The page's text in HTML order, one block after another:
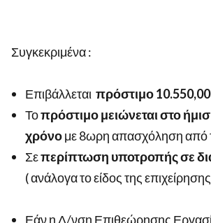
Συγκεκριμένα :
Επιβάλλεται πρόστιμο
Τοπρόστιμο μειώνεται στο
χρόνομε 8ωρη απασχόληση από
Σεπερίπτωση υποτροπής σε
( ανάλογα το είδος της
Εάν η Δ/νση Επιθεώρησης Εργασίας